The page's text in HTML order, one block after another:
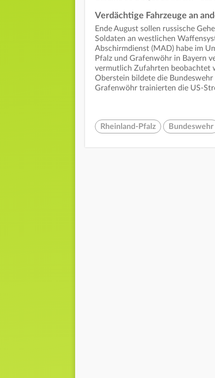
Verdächtige Fahrzeuge an
Ende August sollen russische
Soldaten an westlichen
Abschirmdienst (MAD) habe im
Pfalz und Grafenwöhr in Bayern
vermutlich Zufahrten beobachtet
Oberstein bildete die
Grafenwöhr trainierten die US-
Rheinland-Pfalz Bundeswehr